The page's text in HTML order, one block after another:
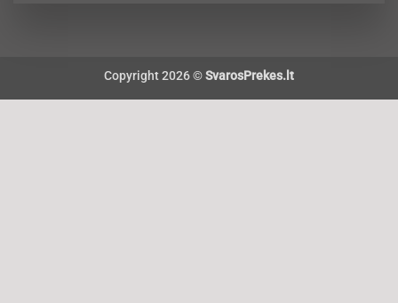
Copyright 2026 ©SvarosPrekes.lt